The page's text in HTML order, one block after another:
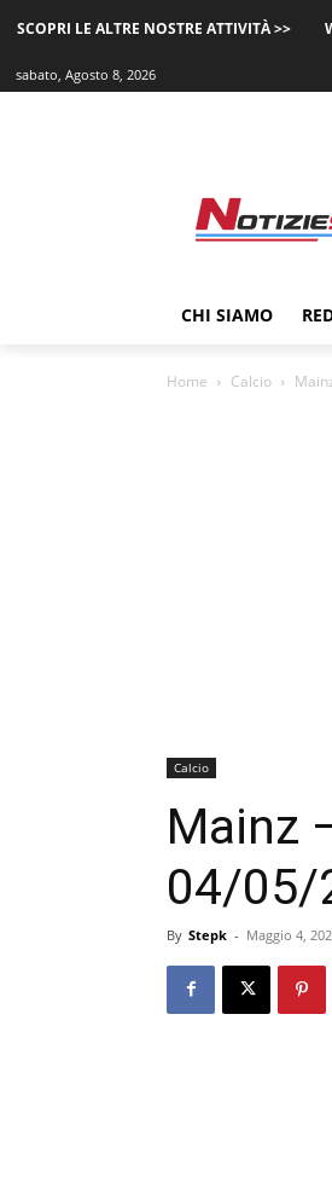
SCOPRI LE ALTRE NOSTRE ATTIVITÀ >>
sabato, Agosto 8, 2026
CHI SIAMO
Home Calcio
Calcio
Mainz
04/05/
By Stepk - Maggio 4,